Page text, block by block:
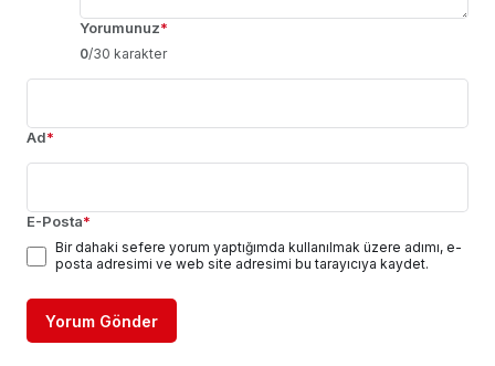
Yorumunuz*
0/30 karakter
Ad*
E-Posta*
Bir dahaki sefere yorum yaptığımda kullanılmak üzere adımı, e-
posta adresimi ve web site adresimi bu tarayıcıya kaydet.
Yorum Gönder